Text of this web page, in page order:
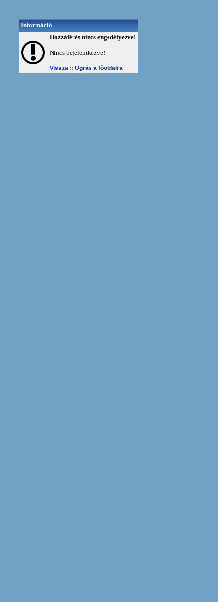
Információ
Hozzáférés nincs engedélyezve!
Nincs bejelentkezve!
Vissza :: Ugrás a főoldalra